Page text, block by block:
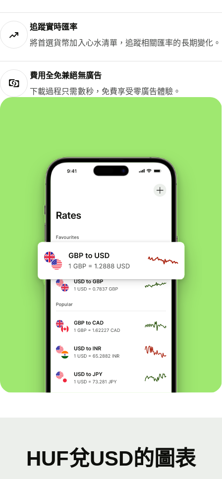
追蹤實時匯率
將首選貨幣加入心水清單，追蹤相關匯率的長期變化。
費用全免兼絕無廣告
下載過程只需數秒，免費享受零廣告體驗。
HUF兌USD的圖表